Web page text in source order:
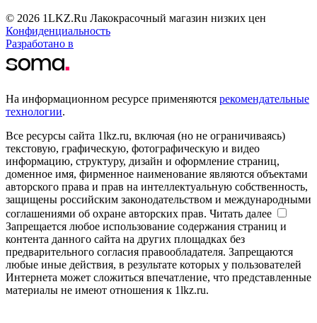
© 2026 1LKZ.Ru Лакокрасочный магазин низких цен
Конфиденциальность
Разработано в
На информационном ресурсе применяются рекомендательные
технологии.
Все ресурсы сайта 1lkz.ru, включая (но не ограничиваясь)
текстовую, графическую, фотографическую и видео
информацию, структуру, дизайн и оформление страниц,
доменное имя, фирменное наименование являются объектами
авторского права и прав на интеллектуальную собственность,
защищены российским законодательством и международными
соглашениями об охране авторских прав. Читать далее
Запрещается любое использование содержания страниц и
контента данного сайта на других площадках без
предварительного согласия правообладателя. Запрещаются
любые иные действия, в результате которых у пользователей
Интернета может сложиться впечатление, что представленные
материалы не имеют отношения к 1lkz.ru.